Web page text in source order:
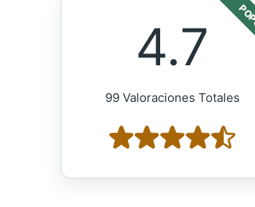
4.7
99 Valoraciones Totales